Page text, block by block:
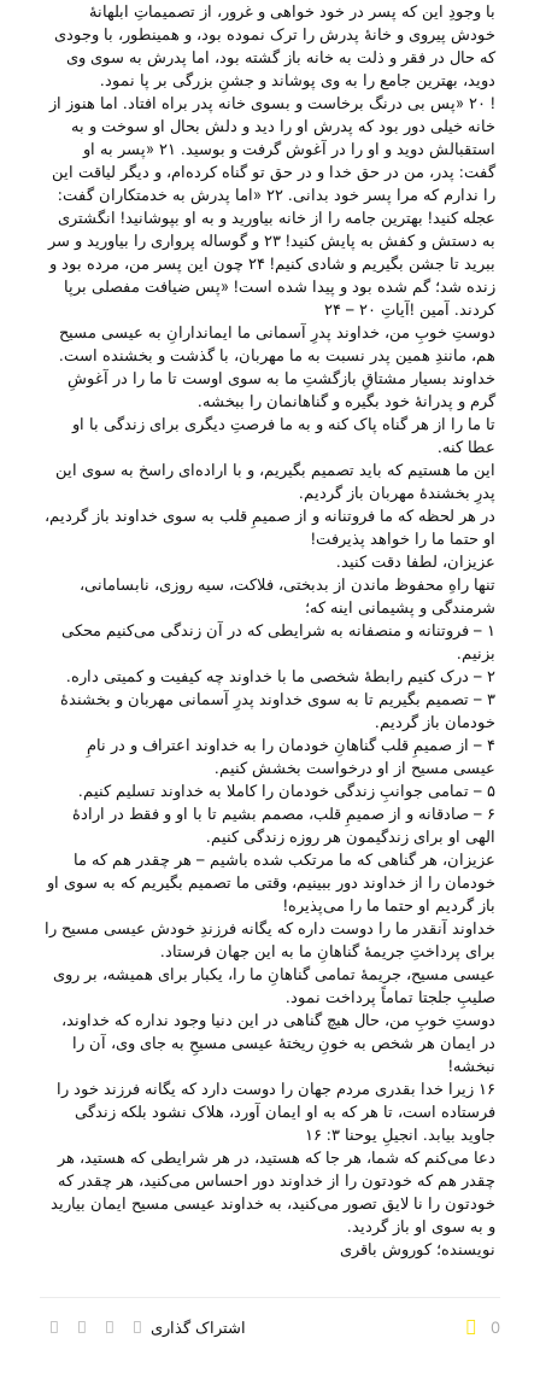
با وجودِ این که پسر در خود خواهی و غرور، از تصمیماتِ ابلهانهٔ
خودش پیروی و خانهٔ پدرش را ترک نموده بود، و همینطور، با وجودی
که حال در فقر و ذلت به خانه باز گشته بود، اما پدرش به سوی وی
دوید، بهترین جامع را به وی پوشاند و جشنِ بزرگی بر پا نمود.
! ۲۰ «پس بی درنگ برخاست و بسوی خانه پدر براه افتاد. اما هنوز از
خانه خیلی دور بود که پدرش او را دید و دلش بحال او سوخت و به
استقبالش دوید و او را در آغوش گرفت و بوسید. ۲۱ «پسر به او
گفت: پدر، من در حق خدا و در حق تو گناه کرده‌ام، و دیگر لیاقت این
را ندارم که مرا پسر خود بدانی. ۲۲ «اما پدرش به خدمتکاران گفت:
عجله کنید! بهترین جامه را از خانه بیاورید و به او بپوشانید! انگشتری
به دستش و کفش به پایش کنید! ۲۳ و گوساله پرواری را بیاورید و سر
ببرید تا جشن بگیریم و شادی کنیم! ۲۴ چون این پسر من، مرده بود و
زنده شد؛ گم شده بود و پیدا شده است! «پس ضیافت مفصلی برپا
کردند. آمین !آیاتِ ۲۰ – ۲۴
دوستِ خوبِ من، خداوند پدرِ آسمانی ما ایماندارانِ به عیسی مسیح
هم، مانندِ همین پدر نسبت به ما مهربان، با گذشت و بخشنده است.
خداوند بسیار مشتاقِ بازگشتِ ما به سوی اوست تا ما را در آغوشِ
گرم و پدرانهٔ خود بگیره و گناهانمان را ببخشه.
تا ما را از هر گناه پاک کنه و به ما فرصتِ دیگری برای زندگی با او
عطا کنه.
این ما هستیم که باید تصمیم بگیریم، و با اراده‌ای راسخ به سوی این
پدرِ بخشندهٔ مهربان باز گردیم.
در هر لحظه که ما فروتنانه و از صمیمِ قلب به سوی خداوند باز گردیم،
او حتما ما را خواهد پذیرفت!
عزیزان، لطفا دقت کنید.
تنها راهِ محفوظ ماندن از بدبختی، فلاکت، سیه روزی، نابسامانی،
شرمندگی و پشیمانی اینه که؛
۱ – فروتنانه و منصفانه به شرایطی که در آن زندگی می‌‌کنیم محکی
بزنیم.
۲ – درک کنیم رابطهٔ شخصی ما با خداوند چه کیفیت و کمیتی داره.
۳ – تصمیم بگیریم تا به سوی خداوند پدرِ آسمانی مهربان و بخشندهٔ
خودمان باز گردیم.
۴ – از صمیمِ قلب گناهانِ خودمان را به خداوند اعتراف و در نامِ
عیسی مسیح از او درخواست بخشش کنیم.
۵ – تمامی جوانبِ زندگی خودمان را کاملا به خداوند تسلیم کنیم.
۶ – صادقانه و از صمیمِ قلب، مصمم بشیم تا با او و فقط در ارادهٔ
الهی او برای زندگیمون هر روزه زندگی کنیم.
عزیزان، هر گناهی که ما مرتکب شده باشیم – هر چقدر هم که ما
خودمان را از خداوند دور ببینیم، وقتی ما تصمیم بگیریم که به سوی او
باز گردیم او حتما ما را می‌‌پذیره!
خداوند آنقدر ما را دوست داره که یگانه فرزندِ خودش عیسی مسیح را
برای پرداختِ جریمهٔ گناهانِ ما به این جهان فرستاد.
عیسی مسیح، جریمهٔ تمامی گناهانِ ما را، یکبار برای همیشه، بر روی
صلیبِ جلجتا تماماً پرداخت نمود.
دوستِ خوبِ من، حال هیچ گناهی در این دنیا وجود نداره که خداوند،
در ایمان هر شخص به خونِ ریختهٔ عیسی مسیحِ به جای وی، آن را
نبخشه!
۱۶ زیرا خدا بقدری مردم جهان را دوست دارد که یگانه فرزند خود را
فرستاده است، تا هر که به او ایمان آورد، هلاک نشود بلکه زندگی
جاوید بیابد. انجیلِ یوحنا ۳: ۱۶
دعا می‌‌کنم که شما، هر جا که هستید، در هر شرایطی که هستید، هر
چقدر هم که خودتون را از خداوند دور احساس می‌‌کنید، هر چقدر که
خودتون را نا لایق تصور می‌‌کنید، به خداوند عیسی مسیح ایمان بیارید
و به سوی او باز گردید.
نویسنده؛ کوروش باقری
اشتراک گذاری 0